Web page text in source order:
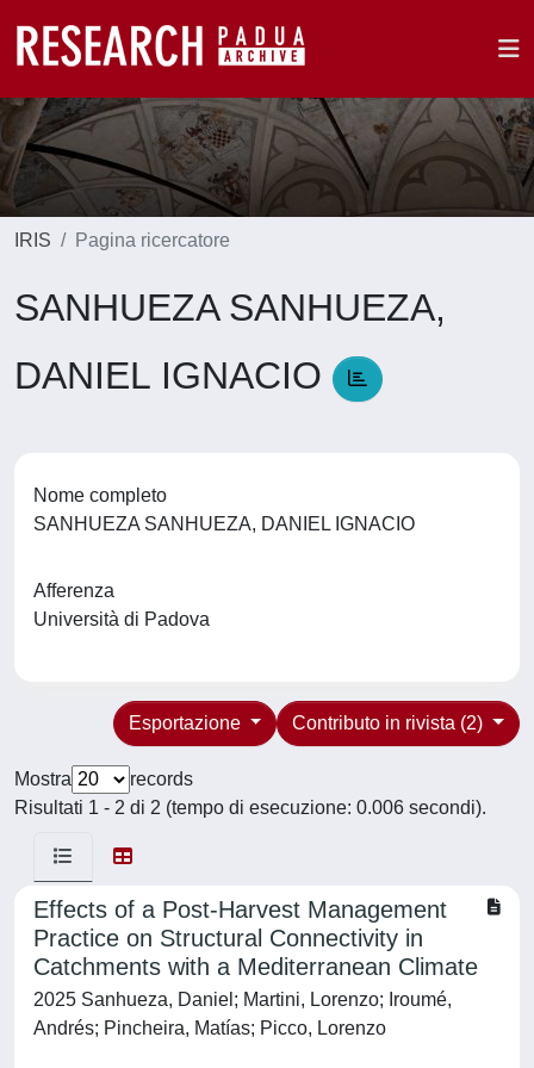
IRIS Pagina ricercatore
SANHUEZA SANHUEZA,
DANIEL IGNACIO
Nome completo
SANHUEZA SANHUEZA, DANIEL IGNACIO
Afferenza
Università di Padova
Contributo in rivista (2)
Esportazione
Mostra
records
Risultati 1 - 2 di 2 (tempo di esecuzione: 0.006 secondi).
Effects of a Post-Harvest Management
Practice on Structural Connectivity in
Catchments with a Mediterranean Climate
2025 Sanhueza, Daniel; Martini, Lorenzo; Iroumé,
Andrés; Pincheira, Matías; Picco, Lorenzo